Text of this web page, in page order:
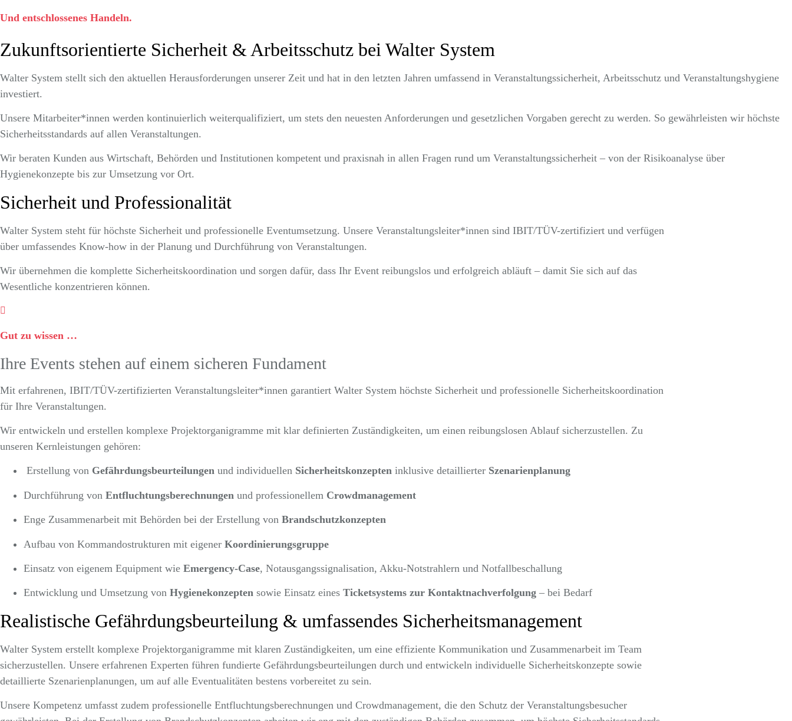
Und entschlossenes Handeln.
Zukunftsorientierte Sicherheit & Arbeitsschutz bei Walter System
Walter System stellt sich den aktuellen Herausforderungen unserer Zeit und hat in den letzten Jahren umfassend in Veranstaltungssicherheit, Arbeitsschutz und Veranstaltungshygiene
investiert.
Unsere Mitarbeiter*innen werden kontinuierlich weiterqualifiziert, um stets den neuesten Anforderungen und gesetzlichen Vorgaben gerecht zu werden. So gewährleisten wir höchste
Sicherheitsstandards auf allen Veranstaltungen.
Wir beraten Kunden aus Wirtschaft, Behörden und Institutionen kompetent und praxisnah in allen Fragen rund um Veranstaltungssicherheit – von der Risikoanalyse über
Hygienekonzepte bis zur Umsetzung vor Ort.
Sicherheit und Professionalität
Walter System steht für höchste Sicherheit und professionelle Eventumsetzung. Unsere Veranstaltungsleiter*innen sind IBIT/TÜV-zertifiziert und verfügen
über umfassendes Know-how in der Planung und Durchführung von Veranstaltungen.
Wir übernehmen die komplette Sicherheitskoordination und sorgen dafür, dass Ihr Event reibungslos und erfolgreich abläuft – damit Sie sich auf das
Wesentliche konzentrieren können.
Gut zu wissen …
Ihre Events stehen auf einem sicheren Fundament
Mit erfahrenen, IBIT/TÜV-zertifizierten Veranstaltungsleiter*innen garantiert Walter System höchste Sicherheit und professionelle Sicherheitskoordination
für Ihre Veranstaltungen.
Wir entwickeln und erstellen komplexe Projektorganigramme mit klar definierten Zuständigkeiten, um einen reibungslosen Ablauf sicherzustellen. Zu
unseren Kernleistungen gehören:
Erstellung von Gefährdungsbeurteilungen und individuellen Sicherheitskonzepten inklusive detaillierter Szenarienplanung
Durchführung von Entfluchtungsberechnungen und professionellem Crowdmanagement
Enge Zusammenarbeit mit Behörden bei der Erstellung von Brandschutzkonzepten
Aufbau von Kommandostrukturen mit eigener Koordinierungsgruppe
Einsatz von eigenem Equipment wie Emergency-Case, Notausgangssignalisation, Akku-Notstrahlern und Notfallbeschallung
Entwicklung und Umsetzung von Hygienekonzepten sowie Einsatz eines Ticketsystems zur Kontaktnachverfolgung – bei Bedarf
Realistische Gefährdungsbeurteilung & umfassendes Sicherheitsmanagement
Walter System erstellt komplexe Projektorganigramme mit klaren Zuständigkeiten, um eine effiziente Kommunikation und Zusammenarbeit im Team
sicherzustellen. Unsere erfahrenen Experten führen fundierte Gefährdungsbeurteilungen durch und entwickeln individuelle Sicherheitskonzepte sowie
detaillierte Szenarienplanungen, um auf alle Eventualitäten bestens vorbereitet zu sein.
Unsere Kompetenz umfasst zudem professionelle Entfluchtungsberechnungen und Crowdmanagement, die den Schutz der Veranstaltungsbesucher